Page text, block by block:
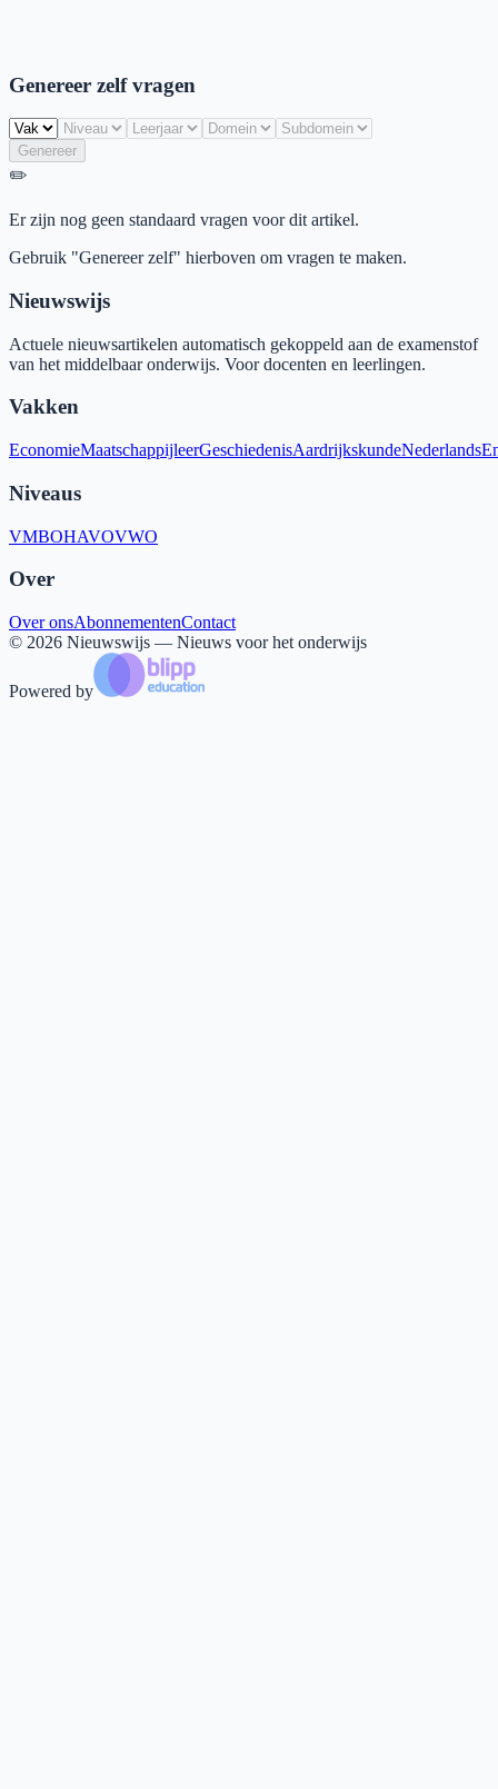
Genereer zelf vragen
Genereer
✏️
Er zijn nog geen standaard vragen voor dit artikel.
Gebruik "Genereer zelf" hierboven om vragen te maken.
Nieuwswijs
Actuele nieuwsartikelen automatisch gekoppeld aan de examenstof
van het middelbaar onderwijs. Voor docenten en leerlingen.
Vakken
EconomieMaatschappijleerGeschiedenisAardrijkskundeNederlands
Niveaus
VMBOHAVOVWO
Over
Over onsAbonnementenContact
© 2026 Nieuwswijs — Nieuws voor het onderwijs
Powered by